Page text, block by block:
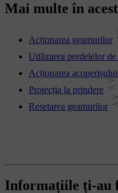
Mai multe în
Acționarea geamurilor
Utilizarea perdelelor de
Acționarea
Protecția la prindere
Resetarea geamurilor
Informațiile ți-au